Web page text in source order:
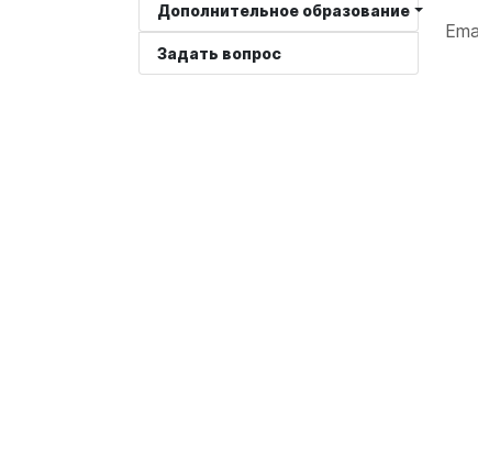
Дополнительное образование
Задать вопрос